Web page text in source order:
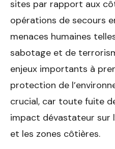
sites par rapport aux
opérations de secours
menaces humaines
sabotage et de
enjeux importants à
protection de
crucial, car toute fuite
impact dévastateur sur
et les zones côtières.